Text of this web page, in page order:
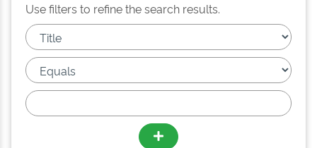
Use filters to refine the search results.